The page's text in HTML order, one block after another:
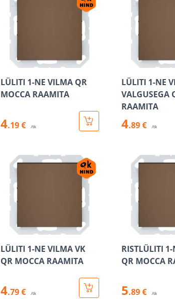
LÜLITI 1-NE VILMA QR
MOCCA RAAMITA
4.19 € /tk
LÜLITI 1-NE
VALGUSEGA
RAAMITA
4.89 € /tk
LÜLITI 1-NE VILMA VK
QR MOCCA RAAMITA
4.79 € /tk
RISTLÜLITI
QR MOCCA
5.89 € /tk